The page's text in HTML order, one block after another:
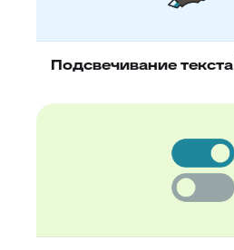
Подсвечивание текста